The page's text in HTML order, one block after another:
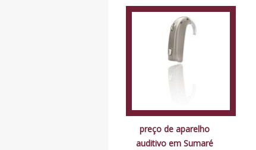
preço de aparelho
auditivo em Sumaré